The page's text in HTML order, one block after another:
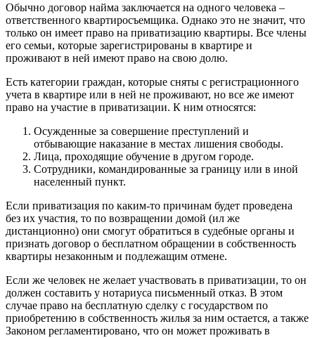
Обычно договор найма заключается на одного человека –
ответственного квартиросъемщика. Однако это не значит, что
только он имеет право на приватизацию квартиры. Все члены
его семьи, которые зарегистрированы в квартире и
проживают в ней имеют право на свою долю.
Есть категории граждан, которые сняты с регистрационного
учета в квартире или в ней не проживают, но все же имеют
право на участие в приватизации. К ним относятся:
Осужденные за совершение преступлений и
отбывающие наказание в местах лишения свободы.
Лица, проходящие обучение в другом городе.
Сотрудники, командированные за границу или в иной
населенный пункт.
Если приватизация по каким-то причинам будет проведена
без их участия, то по возвращении домой (ил же
дистанционно) они смогут обратиться в судебные органы и
признать договор о бесплатном обращении в собственность
квартиры незаконным и подлежащим отмене.
Если же человек не желает участвовать в приватизации, то он
должен составить у нотариуса письменный отказ. В этом
случае право на бесплатную сделку с государством по
приобретению в собственность жилья за ним остается, а также
Законом регламентировано, что он может проживать в